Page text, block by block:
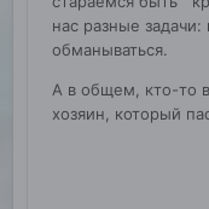
нас разные
обманываться.
А в общем, кто-то
хозяин, который